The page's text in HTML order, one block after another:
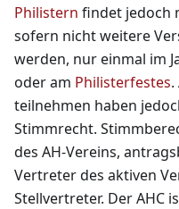
Philistern findet jedoch
sofern nicht weitere
werden, nur einmal im
oder am Philisterfestes
teilnehmen haben
Stimmrecht.
des AH-Vereins,
Vertreter des aktiven
Stellvertreter. Der AHC